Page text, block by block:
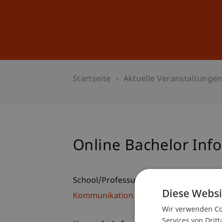
Startseite Aktuelle Veranstaltungen
Online Bachelor
School/Professur:
Kommunikation und Marketing
Diese
Wir verwenden
Services von